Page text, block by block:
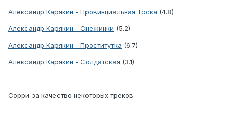
Александр Карякин - Провинциальная Тоска (4.8)
Александр Карякин - Снежинки (5.2)
Александр Карякин - Проститутка (6.7)
Александр Карякин - Солдатская (3.1)
Сорри за качество некоторых треков.